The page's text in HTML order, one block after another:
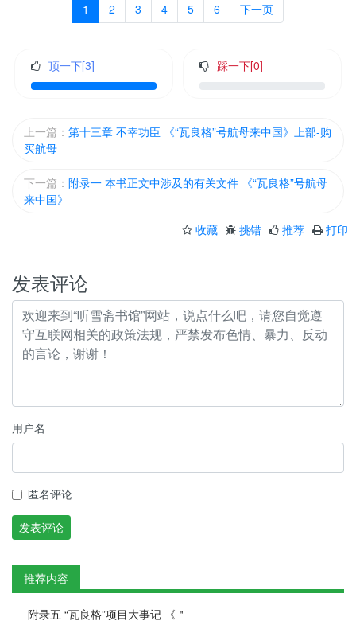
1 2 3 4 5 6 下一页
顶一下[3] 踩一下[0]
上一篇： 第十三章 不幸功臣 《“瓦良格”号航母来中国》上部-购
买航母
下一篇： 附录一 本书正文中涉及的有关文件 《“瓦良格”号航母
来中国》
收藏
挑错 推荐 打印
发表评论
用户名
匿名评论
发表评论
推荐内容
附录五 “瓦良格”项目大事记 《＂